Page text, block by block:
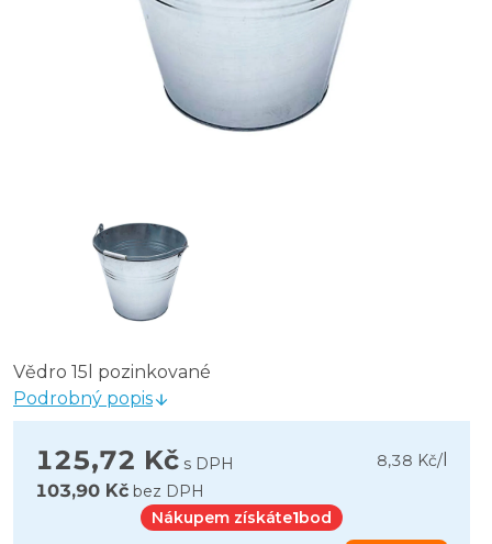
Vědro 15l pozinkované
Podrobný popis
125,72 Kč s DPH 8,38 Kč/
103,90 Kč bez DPH
Nákupem získáte1bod